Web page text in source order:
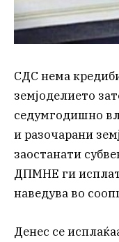
СДС нема
земјоделието
седумгодишно
и разочарани
заостанати
ДПМНЕ ги
наведува во
Денес се